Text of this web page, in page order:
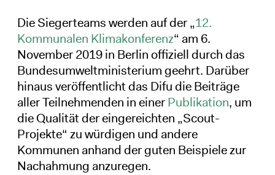
Die Siegerteams werden auf der „12.
Kommunalen Klimakonferenz“ am 6.
November 2019 in Berlin offiziell durch das
Bundesumweltministerium geehrt. Darüber
hinaus veröffentlicht das Difu die Beiträge
aller Teilnehmenden in einerPublikation, um
die Qualität der eingereichten „Scout-
Projekte“ zu würdigen und andere
Kommunen anhand der guten Beispiele zur
Nachahmung anzuregen.